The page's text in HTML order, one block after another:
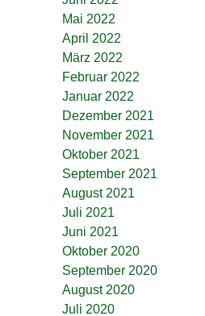
Mai 2022
April 2022
März 2022
Februar 2022
Januar 2022
Dezember 2021
November 2021
Oktober 2021
September 2021
August 2021
Juli 2021
Juni 2021
Oktober 2020
September 2020
August 2020
Juli 2020